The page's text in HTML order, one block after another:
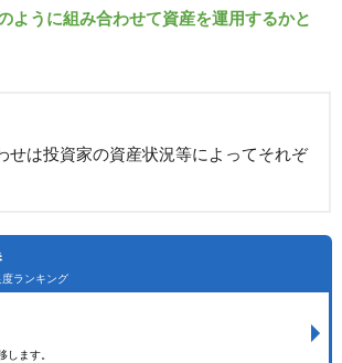
ように組み合わせて資産を運用するかと
は投資家の資産状況等によってそれぞ
ランキング
ます。